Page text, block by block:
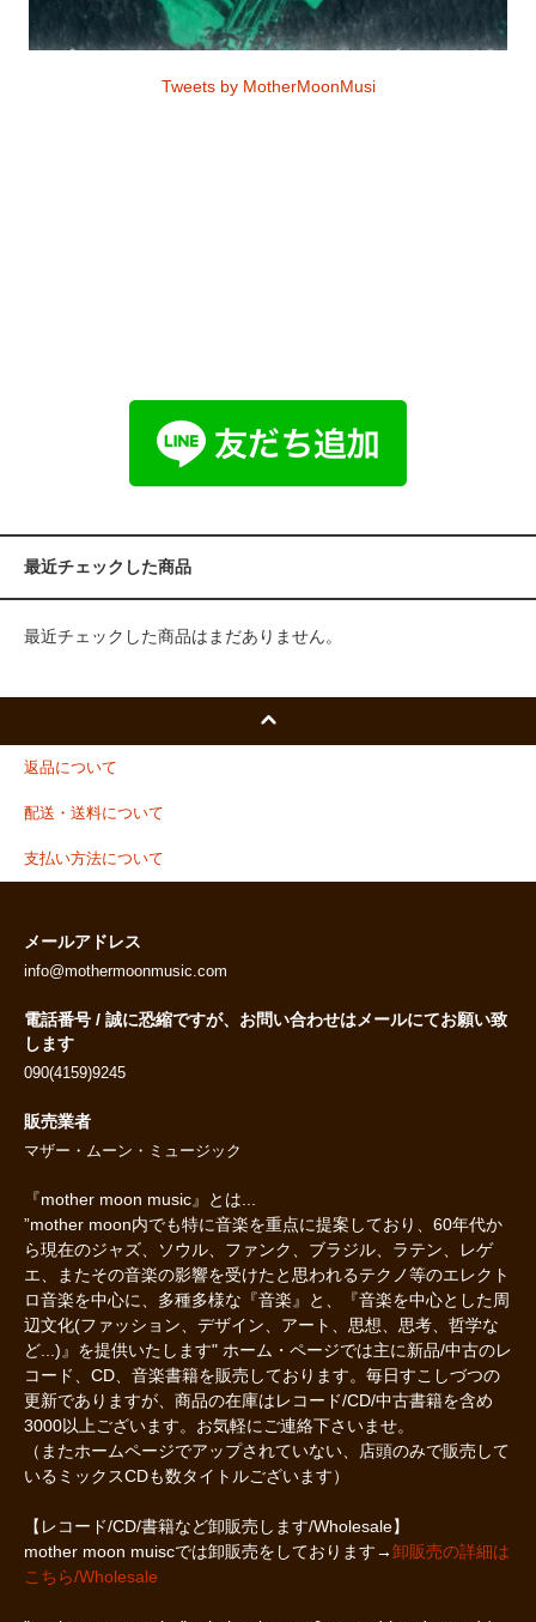
Tweets by MotherMoonMusi
最近チェックした商品
最近チェックした商品はまだありません。
返品について
配送・送料について
支払い方法について
メールアドレス
info@mothermoonmusic.com
電話番号 / 誠に恐縮ですが、お問い合わせはメールにてお願い致
します
090(4159)9245
販売業者
マザー・ムーン・ミュージック
『mother moon music』とは...
”mother moon内でも特に音楽を重点に提案しており、60年代か
ら現在のジャズ、ソウル、ファンク、ブラジル、ラテン、レゲ
エ、またその音楽の影響を受けたと思われるテクノ等のエレクト
ロ音楽を中心に、多種多様な『音楽』と、『音楽を中心とした周
辺文化(ファッション、デザイン、アート、思想、思考、哲学な
ど...)』を提供いたします" ホーム・ページでは主に新品/中古のレ
コード、CD、音楽書籍を販売しております。毎日すこしづつの
更新でありますが、商品の在庫はレコード/CD/中古書籍を含め
3000以上ございます。お気軽にご連絡下さいませ。
（またホームページでアップされていない、店頭のみで販売して
いるミックスCDも数タイトルございます）
【レコード/CD/書籍など卸販売します/Wholesale】
mother moon muiscでは卸販売をしております→卸販売の詳細は
こちら/Wholesale